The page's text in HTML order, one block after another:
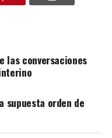
las conversaciones
supuesta orden de